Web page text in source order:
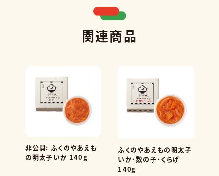
関連商品
非公開: ふくのやあえも
の明太子いか 140g
ふくのやあえもの明太子
いか・数の子・くらげ
140g